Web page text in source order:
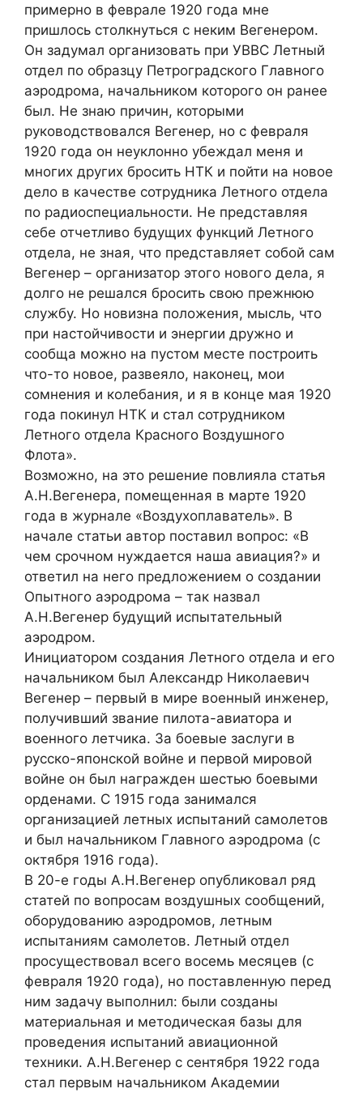
примерно в феврале 1920 года мне
пришлось столкнуться с неким Вегенером.
Он задумал организовать при УВВС Летный
отдел по образцу Петроградского Главного
аэродрома, начальником которого он ранее
был. Не знаю причин, которыми
руководствовался Вегенер, но с февраля
1920 года он неуклонно убеждал меня и
многих других бросить НТК и пойти на новое
дело в качестве сотрудника Летного отдела
по радиоспециальности. Не представляя
себе отчетливо будущих функций Летного
отдела, не зная, что представляет собой сам
Вегенер – организатор этого нового дела, я
долго не решался бросить свою прежнюю
службу. Но новизна положения, мысль, что
при настойчивости и энергии дружно и
сообща можно на пустом месте построить
что-то новое, развеяло, наконец, мои
сомнения и колебания, и я в конце мая 1920
года покинул НТК и стал сотрудником
Летного отдела Красного Воздушного
Флота».
Возможно, на это решение повлияла статья
А.Н.Вегенера, помещенная в марте 1920
года в журнале «Воздухоплаватель». В
начале статьи автор поставил вопрос: «В
чем срочном нуждается наша авиация?» и
ответил на него предложением о создании
Опытного аэродрома – так назвал
А.Н.Вегенер будущий испытательный
аэродром.
Инициатором создания Летного отдела и его
начальником был Александр Николаевич
Вегенер – первый в мире военный инженер,
получивший звание пилота-авиатора и
военного летчика. За боевые заслуги в
русско-японской войне и первой мировой
войне он был награжден шестью боевыми
орденами. С 1915 года занимался
организацией летных испытаний самолетов
и был начальником Главного аэродрома (с
октября 1916 года).
В 20-е годы А.Н.Вегенер опубликовал ряд
статей по вопросам воздушных сообщений,
оборудованию аэродромов, летным
испытаниям самолетов. Летный отдел
просуществовал всего восемь месяцев (с
февраля 1920 года), но поставленную перед
ним задачу выполнил: были созданы
материальная и методическая базы для
проведения испытаний авиационной
техники. А.Н.Вегенер с сентября 1922 года
стал первым начальником Академии